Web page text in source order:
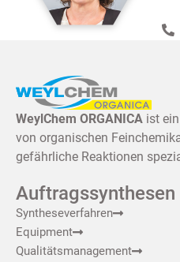
WeylChem ORGANICA ist
von organischen
gefährliche Reaktionen
Auftragssynthesen
Syntheseverfahren
Equipment
Qualitätsmanagement